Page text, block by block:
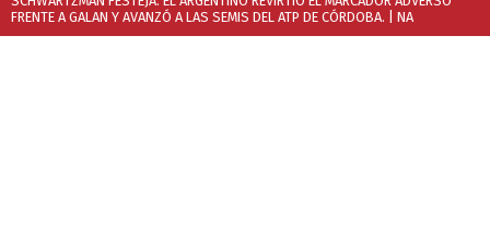
FRENTE A GALAN Y AVANZÓ A LAS SEMIS DEL ATP DE CÓRDOBA. | NA